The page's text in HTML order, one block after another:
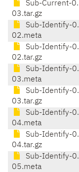
Sub-Current-0.
03.tar.gz
Sub-Identify-0.
02.meta
Sub-Identify-0.
02.tar.gz
Sub-Identify-0.
03.meta
Sub-Identify-0.
03.tar.gz
Sub-Identify-0.
04.meta
Sub-Identify-0.
04.tar.gz
Sub-Identify-0.
05.meta